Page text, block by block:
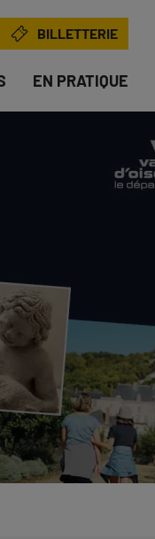
BILLETTERIE
EN PRATIQUE